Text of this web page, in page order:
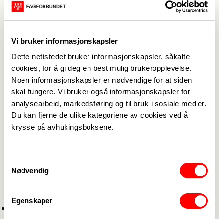
Vi bruker informasjonskapsler
Dette nettstedet bruker informasjonskapsler, såkalte
cookies, for å gi deg en best mulig brukeropplevelse.
Noen informasjonskapsler er nødvendige for at siden
skal fungere. Vi bruker også informasjonskapsler for
analysearbeid, markedsføring og til bruk i sosiale medier.
Du kan fjerne de ulike kategoriene av cookies ved å
krysse på avhukingsboksene.
Nødvendig
Egenskaper
jordprodukter fra Oslokompost til planting på
ved Frogner plass og i Bygdøy allé.
Vi er også i gang med å anskaffe
nullutslippsmaskiner, og alle våre
kompostmaskiner skal være elektriske innen
utgangen av 2025.
Hvor mye selger dere i året? Hva
slags produkter har dere – og
hvorfor heter det TigerMark?
Vi selger omtrent 26 000 tonn kompostprodukter
Oslokompost – hagekompost til jordforbedring,